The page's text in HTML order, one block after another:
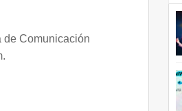
Comunicación